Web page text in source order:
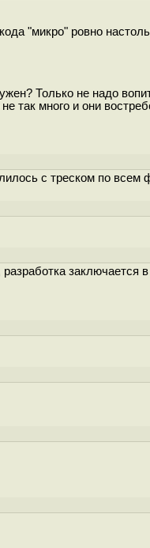
"микро" ровно
Только не надо
так много и они
с треском по всем
заключается в